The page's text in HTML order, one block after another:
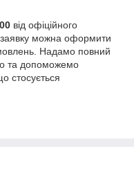
від офіційного
можна оформити
Надамо повний
та допоможемо
стосується